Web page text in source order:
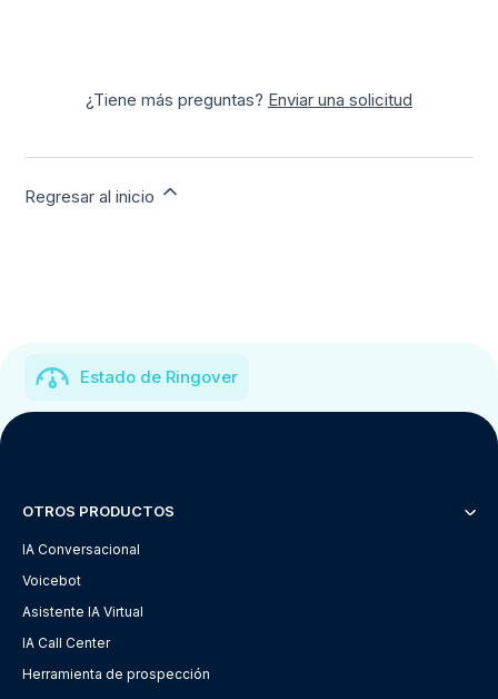
¿Tiene más preguntas? Enviar una solicitud
Regresar al inicio
Estado de Ringover
OTROS PRODUCTOS
IA Conversacional
Voicebot
Asistente IA Virtual
IA Call Center
Herramienta de prospección